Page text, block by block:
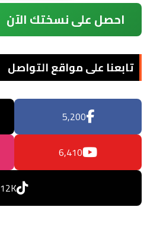
احصل على نسختك الآن
تابعنا على مواقع التواصل
5,200
6,410
12K